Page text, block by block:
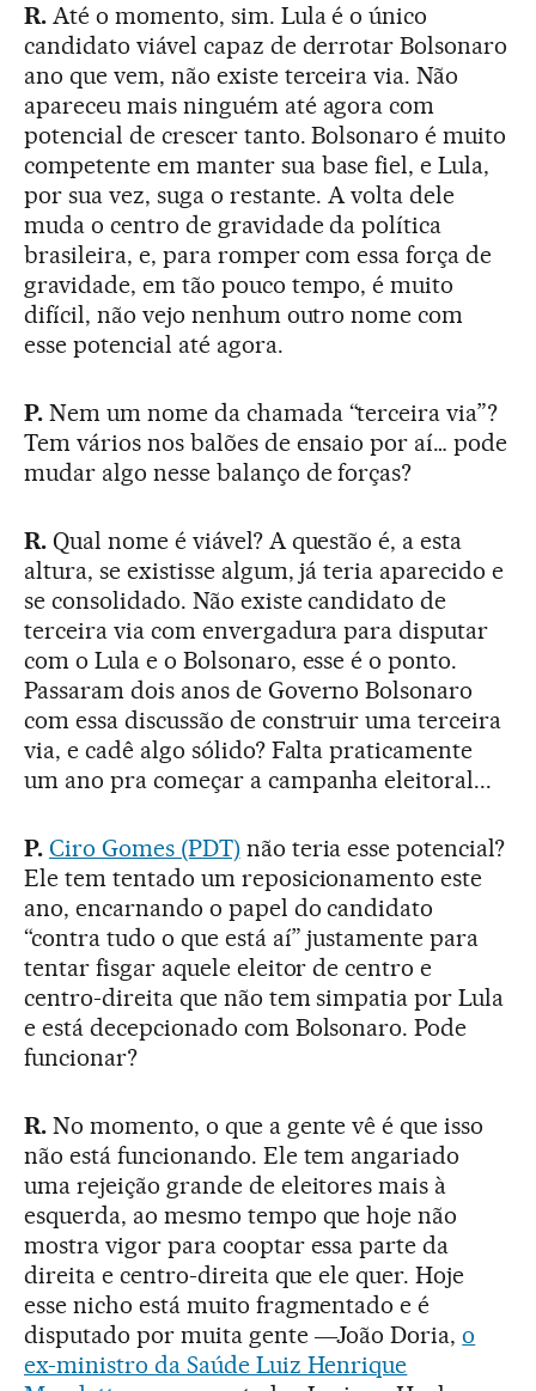
R.Até o momento, sim. Lula é o único
candidato viável capaz de derrotar Bolsonaro
ano que vem, não existe terceira via. Não
apareceu mais ninguém até agora com
potencial de crescer tanto. Bolsonaro é muito
competente em manter sua base fiel, e Lula,
por sua vez, suga o restante. A volta dele
muda o centro de gravidade da política
brasileira, e, para romper com essa força de
gravidade, em tão pouco tempo, é muito
difícil, não vejo nenhum outro nome com
esse potencial até agora.
P.Nem um nome da chamada “terceira via”?
Tem vários nos balões de ensaio por aí… pode
mudar algo nesse balanço de forças?
R.Qual nome é viável? A questão é, a esta
altura, se existisse algum, já teria aparecido e
se consolidado. Não existe candidato de
terceira via com envergadura para disputar
com o Lula e o Bolsonaro, esse é o ponto.
Passaram dois anos de Governo Bolsonaro
com essa discussão de construir uma terceira
via, e cadê algo sólido? Falta praticamente
um ano pra começar a campanha eleitoral...
P. Ciro Gomes (PDT) não teria esse potencial?
Ele tem tentado um reposicionamento este
ano, encarnando o papel do candidato
“contra tudo o que está aí” justamente para
tentar fisgar aquele eleitor de centro e
centro-direita que não tem simpatia por Lula
e está decepcionado com Bolsonaro. Pode
funcionar?
R.No momento, o que a gente vê é que isso
não está funcionando. Ele tem angariado
uma rejeição grande de eleitores mais à
esquerda, ao mesmo tempo que hoje não
mostra vigor para cooptar essa parte da
direita e centro-direita que ele quer. Hoje
esse nicho está muito fragmentado e é
disputado por muita gente ―João Doria,o
ex-ministro da Saúde Luiz Henrique